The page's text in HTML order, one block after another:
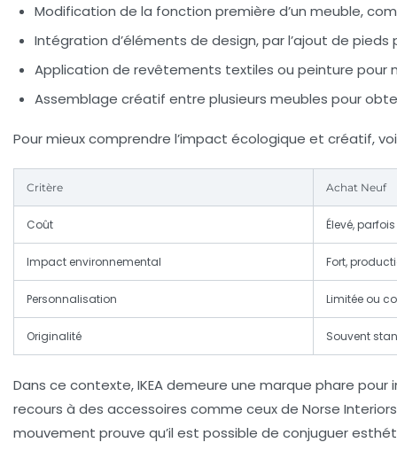
Modification de la fonction première d’un meuble,
Intégration d’éléments de design, par l’ajout de
Application de revêtements textiles ou peinture pour
Assemblage créatif entre plusieurs meubles pour
Pour mieux comprendre l’impact écologique et créatif,
Critère Achat Neuf
Coût Élevé,
Impact environnemental Fort,
Personnalisation Limitée ou
Originalité Souvent
Dans ce contexte, IKEA demeure une marque phare
recours à des accessoires comme ceux de Norse
mouvement prouve qu’il est possible de conjuguer